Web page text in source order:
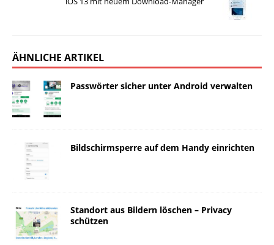
ÄHNLICHE ARTIKEL
Passwörter sicher unter Android verwalten
Bildschirmsperre auf dem Handy einrichten
Standort aus Bildern löschen – Privacy
schützen